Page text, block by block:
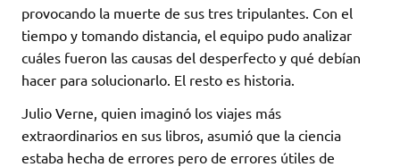
provocando la muerte de sus tres tripulantes. Con el
tiempo y tomando distancia, el equipo pudo analizar
cuáles fueron las causas del desperfecto y qué debían
hacer para solucionarlo. El resto es historia.
Julio Verne, quien imaginó los viajes más
extraordinarios en sus libros, asumió que la ciencia
estaba hecha de errores pero de errores útiles de